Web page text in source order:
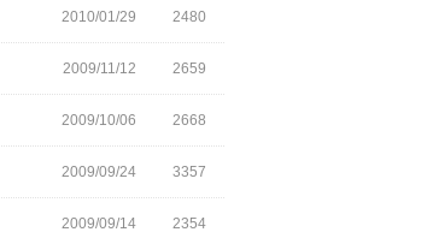
2010/01/29 2480
2009/11/12 2659
2009/10/06 2668
2009/09/24 3357
2009/09/14 2354